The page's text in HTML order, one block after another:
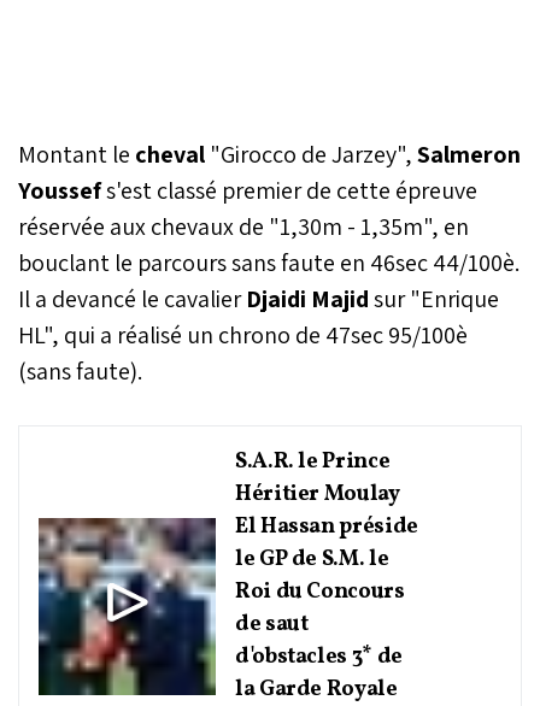
Montant le cheval "Girocco de Jarzey",Salmeron
Youssefs'est classé premier de cette épreuve
réservée aux chevaux de "1,30m - 1,35m", en
bouclant le parcours sans faute en 46sec 44/100è.
Il a devancé le cavalierDjaidi Majidsur "Enrique
HL", qui a réalisé un chrono de 47sec 95/100è
(sans faute).
S.A.R. le Prince
Héritier Moulay
El Hassan préside
le GP de S.M. le
Roi du Concours
de saut
d'obstacles 3* de
la Garde Royale